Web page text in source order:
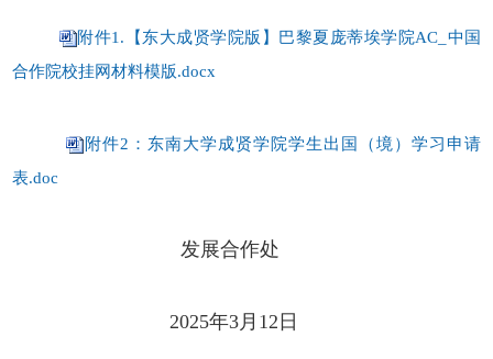
附件1.【东大成贤学院版】巴黎夏庞蒂埃学院AC_中国
合作院校挂网材料模版.docx
附件2：东南大学成贤学院学生出国（境）学习申请
表.doc
发展合作处
2025年3月12日